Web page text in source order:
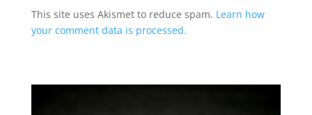
This site uses Akismet to reduce spam. Learn how
your comment data is processed.